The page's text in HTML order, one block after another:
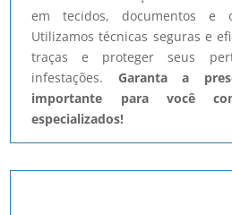
em tecidos, documentos e
Utilizamos técnicas seguras e
traças e proteger seus
infestações. Garanta a
importante para você
especializados!